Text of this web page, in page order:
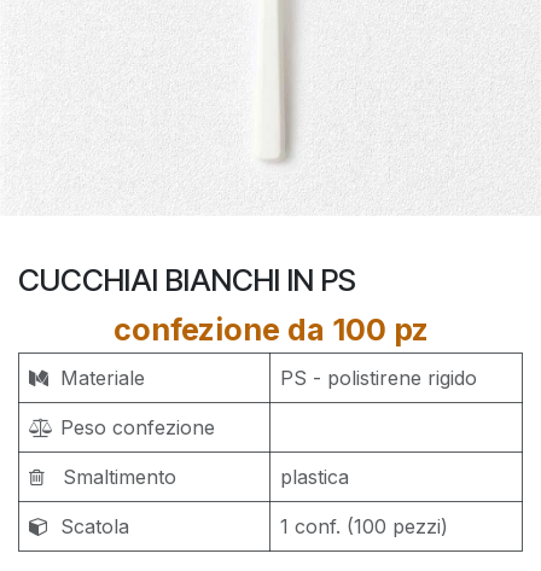
CUCCHIAI BIANCHI IN PS
confezione da 100 pz
Materiale PS - polistirene rigido
Peso confezione
Smaltimento plastica
Scatola 1 conf. (100 pezzi)